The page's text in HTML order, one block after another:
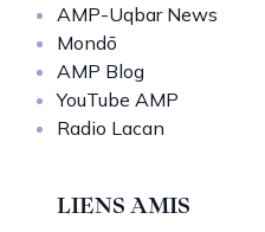
AMP-Uqbar News
Mondō
AMP Blog
YouTube AMP
Radio Lacan
LIENS AMIS